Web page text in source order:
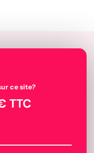
ce site?
TTC